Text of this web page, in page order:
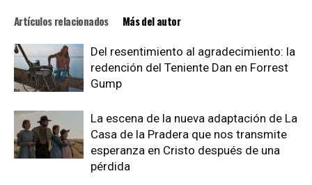
Artículos relacionados Más del autor
Del resentimiento al agradecimiento: la
redención del Teniente Dan en Forrest
Gump
La escena de la nueva adaptación de La
Casa de la Pradera que nos transmite
esperanza en Cristo después de una
pérdida